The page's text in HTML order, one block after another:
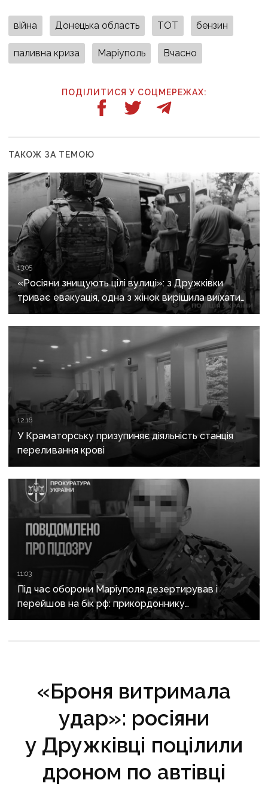
війна Донецька область ТОТ бензин
паливна криза Маріуполь Вчасно
ПОДІЛИТИСЯ У СОЦМЕРЕЖАХ:
ТАКОЖ ЗА ТЕМОЮ
13:05
«Росіяни знищують цілі вулиці»: з Дружківки
триває евакуація, одна з жінок вирішила виїхати
після загибелі чоловіка
12:16
У Краматорську призупиняє діяльність станція
переливання крові
11:03
Під час оборони Маріуполя дезертирував і
перейшов на бік рф: прикордоннику
з «Азовсталі» повідомили про підозру
«Броня витримала
удар»: росіяни
у Дружківці поцілили
дроном по автівці